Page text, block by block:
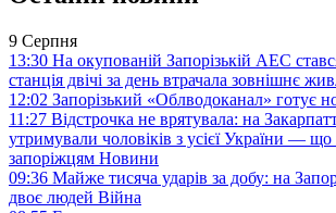
9 Серпня
13:30 На окупованій Запорізькій АЕС
станція двічі за день втрачала зовнішнє
12:02 Запорізький «Облводоканал» готує
11:27 Відстрочка не врятувала: на
утримували чоловіків з усієї України — що
запоріжцям Новини
09:36 Майже тисяча ударів за добу: на
двоє людей Війна